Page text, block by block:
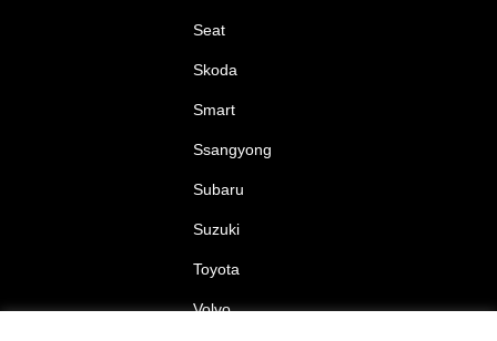
Seat
Skoda
Smart
Ssangyong
Subaru
Suzuki
Toyota
Volvo